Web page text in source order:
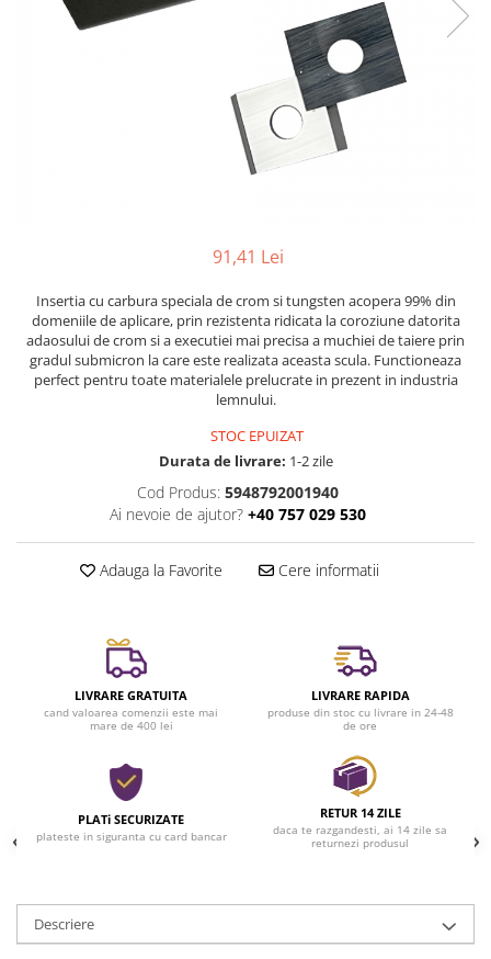
91,41 Lei
Insertia cu carbura speciala de crom si tungsten acopera 99% din
domeniile de aplicare, prin rezistenta ridicata la coroziune datorita
adaosului de crom si a executiei mai precisa a muchiei de taiere prin
gradul submicron la care este realizata aceasta scula. Functioneaza
perfect pentru toate materialele prelucrate in prezent in industria
lemnului.
STOC EPUIZAT
Durata de livrare: 1-2 zile
Cod Produs: 5948792001940
Ai nevoie de ajutor? +40 757 029 530
Adauga la Favorite Cere informatii
LIVRARE GRATUITA
cand valoarea comenzii este mai
mare de 400 lei
LIVRARE RAPIDA
produse din stoc cu livrare in 24-48
de ore
PLATi SECURIZATE
plateste in siguranta cu card bancar
RETUR 14 ZILE
daca te razgandesti, ai 14 zile sa
returnezi produsul
Descriere